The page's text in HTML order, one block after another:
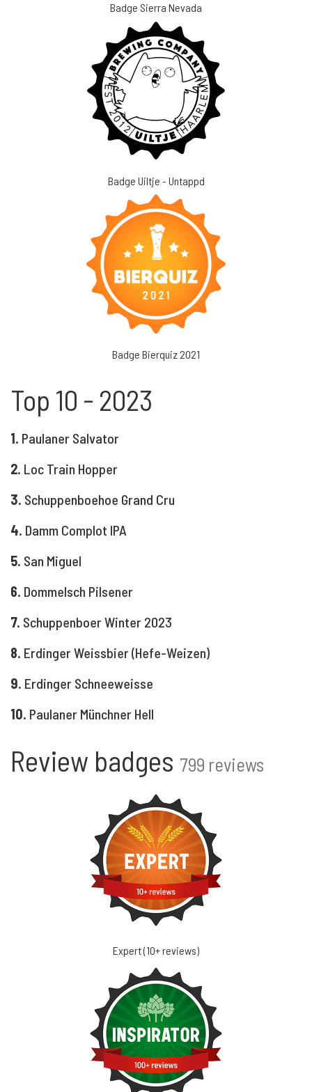
Badge Sierra Nevada
Badge Uiltje - Untappd
Badge Bierquiz 2021
Top 10 - 2023
1. Paulaner Salvator
2. Loc Train Hopper
3. Schuppenboehoe Grand Cru
4. Damm Complot IPA
5. San Miguel
6. Dommelsch Pilsener
7. Schuppenboer Winter 2023
8. Erdinger Weissbier (Hefe-Weizen)
9. Erdinger Schneeweisse
10. Paulaner Münchner Hell
Review badges 799 reviews
Expert (10+ reviews)